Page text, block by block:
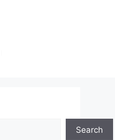
Search